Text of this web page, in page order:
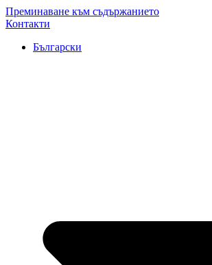
Преминаване към съдържанието
Контакти
Български